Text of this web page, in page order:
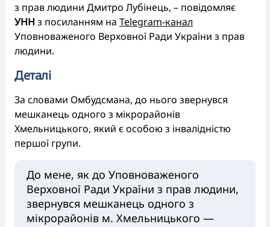
з прав людини Дмитро Лубінець, – повідомляє
УНН з посиланням на Telegram-канал
Уповноваженого Верховної Ради України з прав
людини.
Деталі
За словами Омбудсмана, до нього звернувся
мешканець одного з мікрорайонів
Хмельницького, який є особою з інвалідністю
першої групи.
До мене, як до Уповноваженого
Верховної Ради України з прав людини,
звернувся мешканець одного з
мікрорайонів м. Хмельницького —